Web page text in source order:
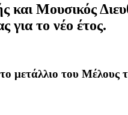
και Μουσικός
για το νέο έτος.
μετάλλιο του Μέλους